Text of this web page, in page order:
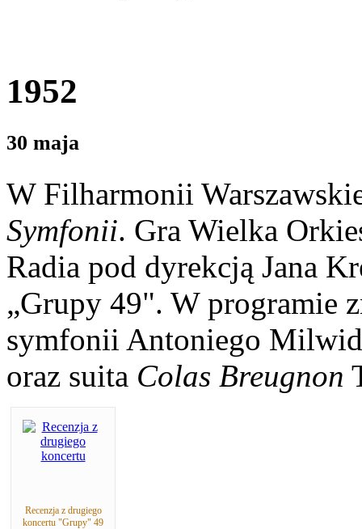
1952
30 maja
W Filharmonii
Symfonii. Gra Wielka
Radia pod dyrekcją Jana
„Grupy 49". W programie
symfonii Antoniego
oraz suita Colas Breugnon
Recenzja z drugiego
koncertu "Grupy" 49